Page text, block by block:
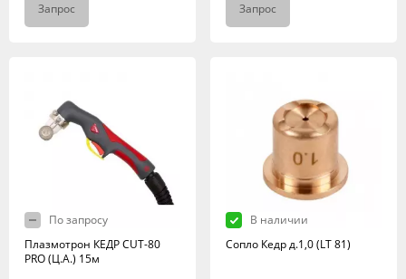
Запрос Запрос
По запросу
Плазмотрон КЕДР CUT-80
PRO (Ц.А.) 15м
В наличии
Сопло Кедр д.1,0 (LT 81)